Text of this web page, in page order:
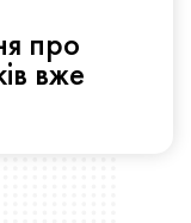
про
вже